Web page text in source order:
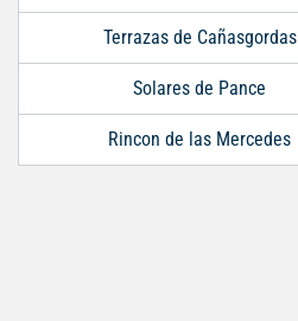
Terrazas de Cañasgordas
Solares de Pance
Rincon de las Mercedes